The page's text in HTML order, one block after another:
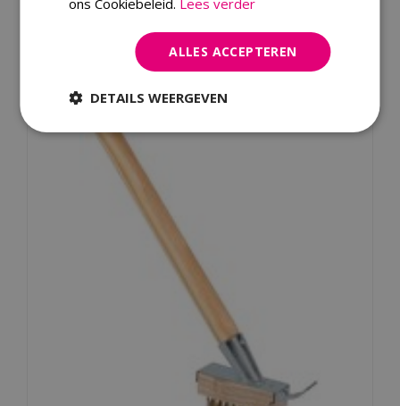
ons Cookiebeleid. Lees verder
ALLES ACCEPTEREN
DETAILS WEERGEVEN